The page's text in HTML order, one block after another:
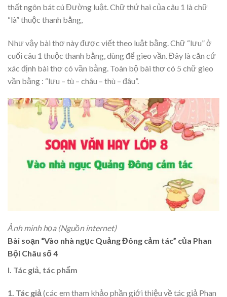
thất ngôn bát cú Đường luật. Chữ thứ hai của câu 1 là chữ
“là” thuộc thanh bằng,
Như vậy bài thơ này được viết theo luật bằng. Chữ “lưu” ở
cuối câu 1 thuộc thanh bằng, dùng để gieo vần. Đây là căn cứ
xác định bài thơ có vần bằng. Toàn bộ bài thơ có 5 chữ gieo
vần bằng : “lưu – tù – châu – thù – đâu”.
Ảnh minh họa (Nguồn internet)
Bài soạn “Vào nhà ngục Quảng Đông cảm tác” của Phan
Bội Châu số 4
I. Tác giả, tác phẩm
1. Tác giả(các em tham khảo phần giới thiệu về tác giả Phan